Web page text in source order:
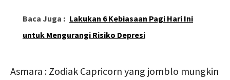
Baca Juga : Lakukan 6 Kebiasaan Pagi Hari Ini
untuk Mengurangi Risiko Depresi
Asmara : Zodiak Capricorn yang jomblo mungkin